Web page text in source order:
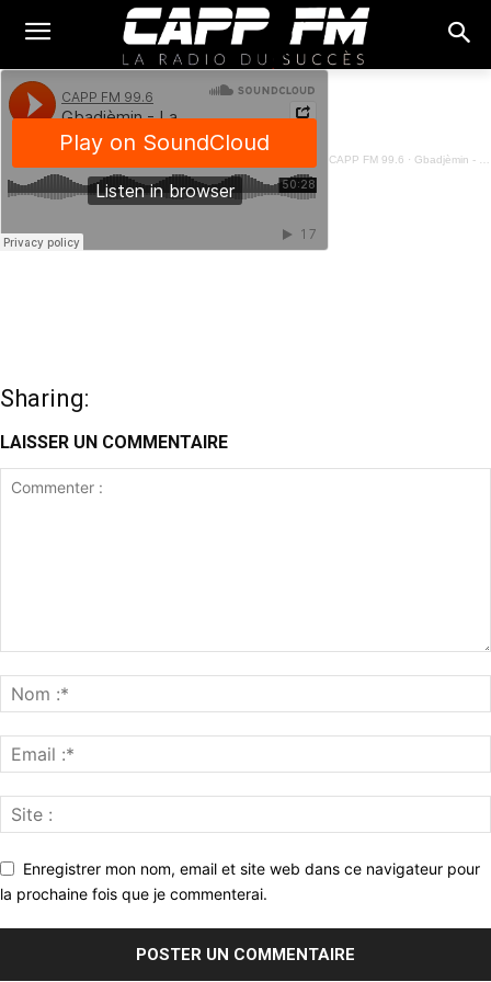
CAPP FM 99.6 · Gbadjèmin - La Situation Au Niger Et Ses Corrolaires - 09 Août 2023
Sharing:
LAISSER UN COMMENTAIRE
Enregistrer mon nom, email et site web dans ce navigateur pour
la prochaine fois que je commenterai.